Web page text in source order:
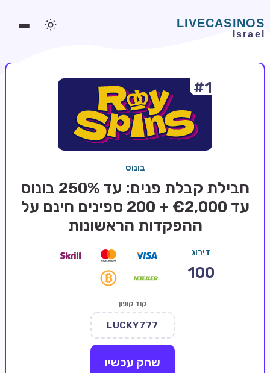
משחקים אונליין
משחקים חינמיים
בלאקג'ק אונליין
בונוסים בקזינו אונליין
#1
בונוס
חבילת קבלת פנים: עד 250% בונוס
עד €2,000 + 200 ספינים חינם על
ההפקדות הראשונות
דירוג
100
קוד קופון
LUCKY777
שחק עכשיו